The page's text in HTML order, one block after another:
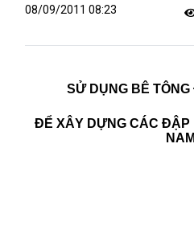
08/09/2011 08:23
SỬ DỤNG BÊ
ĐỂ XÂY DỰNG CÁC ĐẬP
NAM